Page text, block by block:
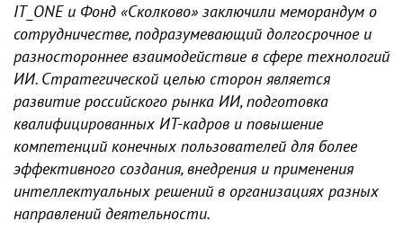
IT_ONE и Фонд «Сколково» заключили меморандум о
сотрудничестве, подразумевающий долгосрочное и
разностороннее взаимодействие в сфере технологий
ИИ. Стратегической целью сторон является
развитие российского рынка ИИ, подготовка
квалифицированных ИТ-кадров и повышение
компетенций конечных пользователей для более
эффективного создания, внедрения и применения
интеллектуальных решений в организациях разных
направлений деятельности.